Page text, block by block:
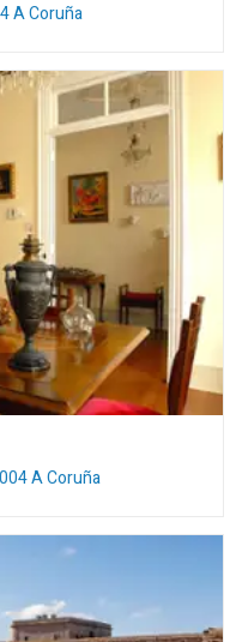
A Coruña
A Coruña